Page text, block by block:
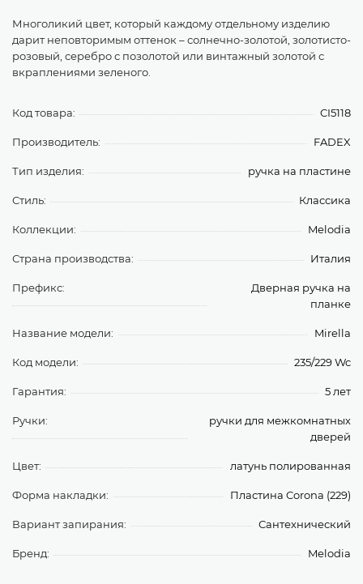
Многоликий цвет, который каждому отдельному изделию
дарит неповторимым оттенок – солнечно-золотой, золотисто-
розовый, серебро с позолотой или винтажный золотой с
вкраплениями зеленого.
Код товара: CI5118
Производитель: FADEX
Тип изделия: ручка на пластине
Стиль: Классика
Коллекции: Melodia
Страна производства: Италия
Префикс:
Дверная ручка на
планке
Название модели: Mirella
Код модели: 235/229 Wc
Гарантия: 5 лет
Ручки:
ручки для межкомнатных
дверей
Цвет: латунь полированная
Форма накладки: Пластина Corona (229)
Вариант запирания: Сантехнический
Бренд: Melodia